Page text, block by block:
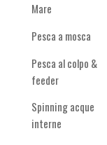
Mare
Pesca a mosca
Pesca al colpo &
feeder
Spinning acque
interne